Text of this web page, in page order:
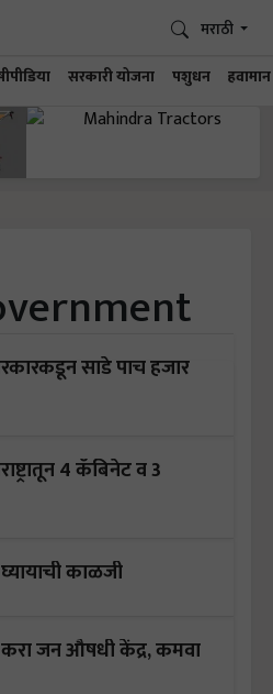
सरकारी योजना पशुधन हवामान
मराठी
साडे पाच हजार
4 कॅबिनेट व 3
काळजी
जन औषधी केंद्र, कमवा